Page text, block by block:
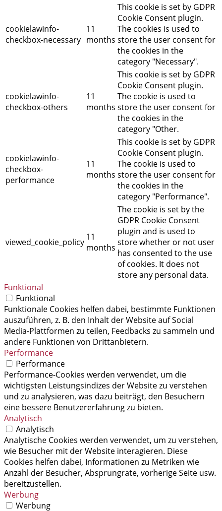
cookielawinfo-
checkbox-necessary
11
months
This cookie is set by GDPR
Cookie Consent plugin.
The cookies is used to
store the user consent for
the cookies in the
category "Necessary".
cookielawinfo-
checkbox-others
11
months
This cookie is set by GDPR
Cookie Consent plugin.
The cookie is used to
store the user consent for
the cookies in the
category "Other.
cookielawinfo-
checkbox-
performance
11
months
This cookie is set by GDPR
Cookie Consent plugin.
The cookie is used to
store the user consent for
the cookies in the
category "Performance".
viewed_cookie_policy 11
months
The cookie is set by the
GDPR Cookie Consent
plugin and is used to
store whether or not user
has consented to the use
of cookies. It does not
store any personal data.
Funktional
Funktional
Funktionale Cookies helfen dabei, bestimmte Funktionen
auszuführen, z. B. den Inhalt der Website auf Social
Media-Plattformen zu teilen, Feedbacks zu sammeln und
andere Funktionen von Drittanbietern.
Performance
Performance
Performance-Cookies werden verwendet, um die
wichtigsten Leistungsindizes der Website zu verstehen
und zu analysieren, was dazu beiträgt, den Besuchern
eine bessere Benutzererfahrung zu bieten.
Analytisch
Analytisch
Analytische Cookies werden verwendet, um zu verstehen,
wie Besucher mit der Website interagieren. Diese
Cookies helfen dabei, Informationen zu Metriken wie
Anzahl der Besucher, Absprungrate, vorherige Seite usw.
bereitzustellen.
Werbung
Werbung